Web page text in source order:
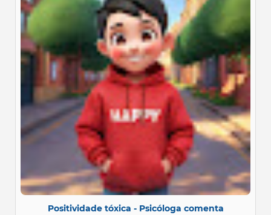
Positividade tóxica - Psicóloga comenta